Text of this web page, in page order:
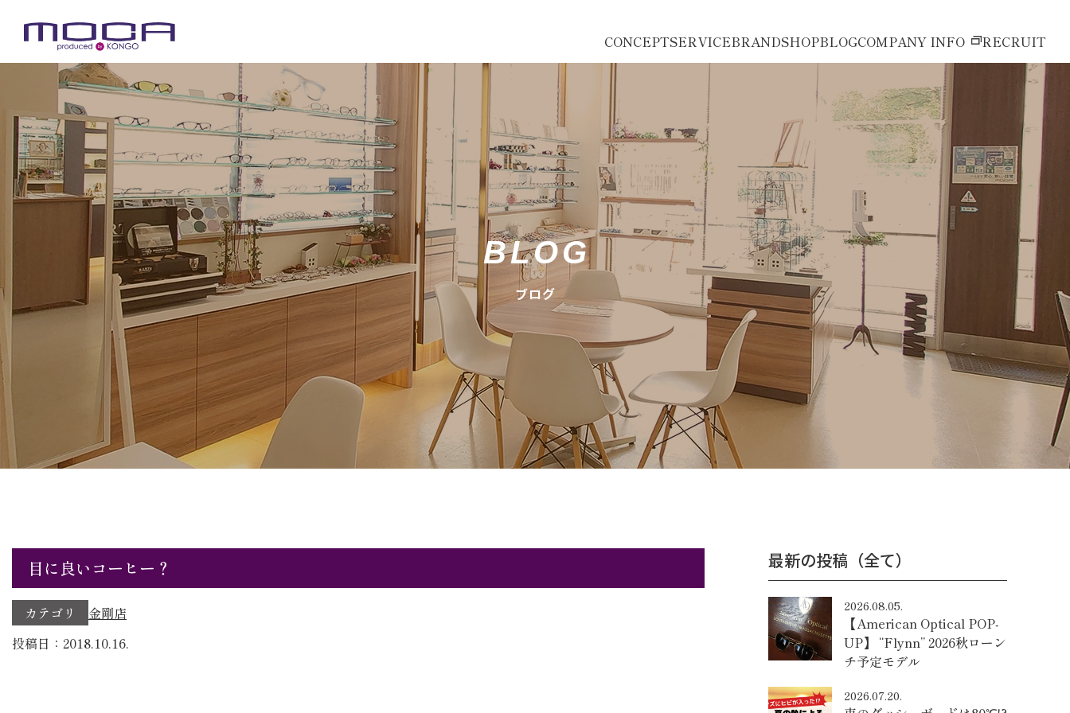
CONCEPTSERVICEBRANDSHOPBLOGCOMPANY INFO RECRUIT
BLOG
ブログ
目に良いコーヒー？
カテゴリ
金剛店
投稿日：2018.10.16.
最新の投稿（全て）
2026.08.05.
【American Optical POP-
UP】 “Flynn” 2026秋ローン
チ予定モデル
2026.07.20.